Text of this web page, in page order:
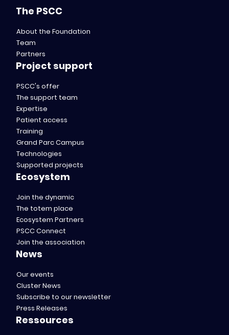
The PSCC
About the Foundation
Team
Partners
Project support
PSCC's offer
The support team
Expertise
Patient access
Training
Grand Parc Campus
Technologies
Supported projects
Ecosystem
Join the dynamic
The totem place
Ecosystem Partners
PSCC Connect
Join the association
News
Our events
Cluster News
Subscribe to our newsletter
Press Releases
Ressources